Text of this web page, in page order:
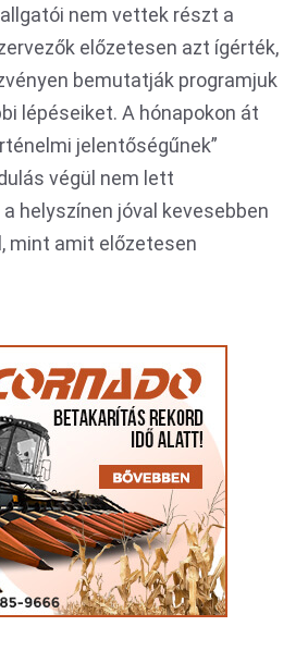
nem vettek részt a
előzetesen azt ígérték,
bemutatják programjuk
lépéseiket. A hónapokon át
jelentőségűnek”
végül nem lett
helyszínen jóval kevesebben
mint amit előzetesen